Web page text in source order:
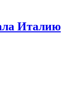
Италию